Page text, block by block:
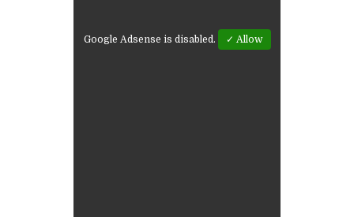
Google Adsense is disabled. ✓ Allow